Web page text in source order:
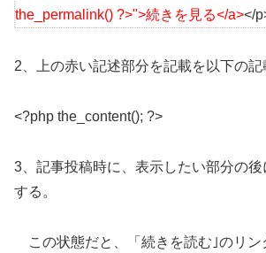
the_permalink() ?>">続きを見る</a></
2、上の赤い記述部分を記載を以下の記
<?php the_content(); ?>
3、記事投稿時に、表示したい部分の後
する。
この状態だと、「続きを読む｣のリン